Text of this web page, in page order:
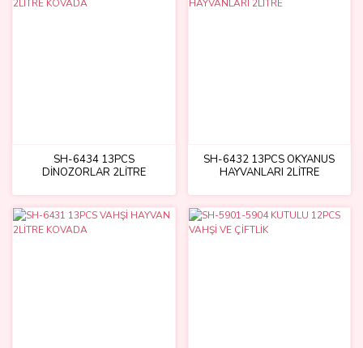
SH-6434 13PCS
DİNOZORLAR 2LİTRE
SH-6432 13PCS OKYANUS
HAYVANLARI 2LİTRE